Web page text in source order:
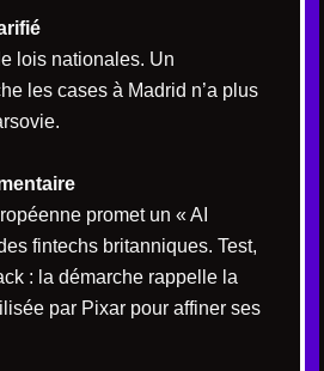
lois nationales. Un
les cases à Madrid n’a plus
promet un « AI
fintechs britanniques. Test,
: la démarche rappelle la
par Pixar pour affiner ses